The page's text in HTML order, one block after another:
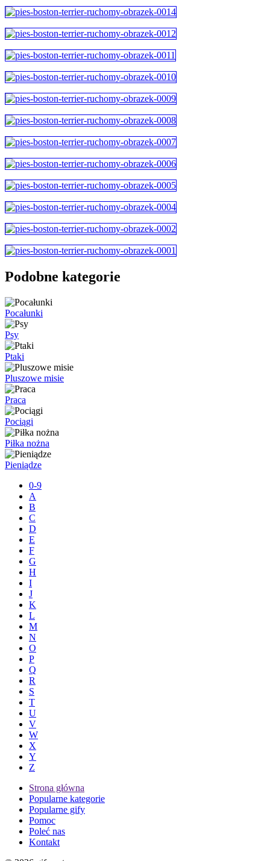
Podobne kategorie
Pocałunki
Psy
Ptaki
Pluszowe misie
Praca
Pociągi
Piłka nożna
Pieniądze
0-9
A
B
C
D
E
F
G
H
I
J
K
L
M
N
O
P
Q
R
S
T
U
V
W
X
Y
Z
Strona główna
Popularne kategorie
Popularne gify
Pomoc
Poleć nas
Kontakt